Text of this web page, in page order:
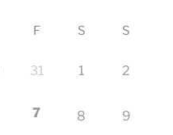
F S S
31 1 2
7 8 9